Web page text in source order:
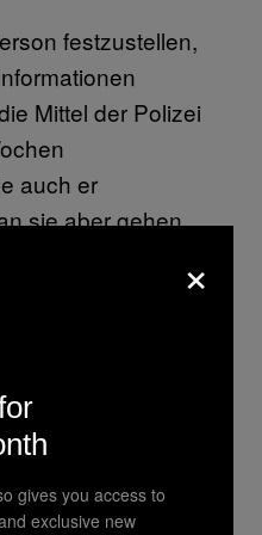
festzustellen,
Mittel der Polizei
auch er
sie aber gehen
nicht mehr
in
dann, wenn
sieht die Polizei als
die “Hambi4”
×
gives you access to
exclusive new